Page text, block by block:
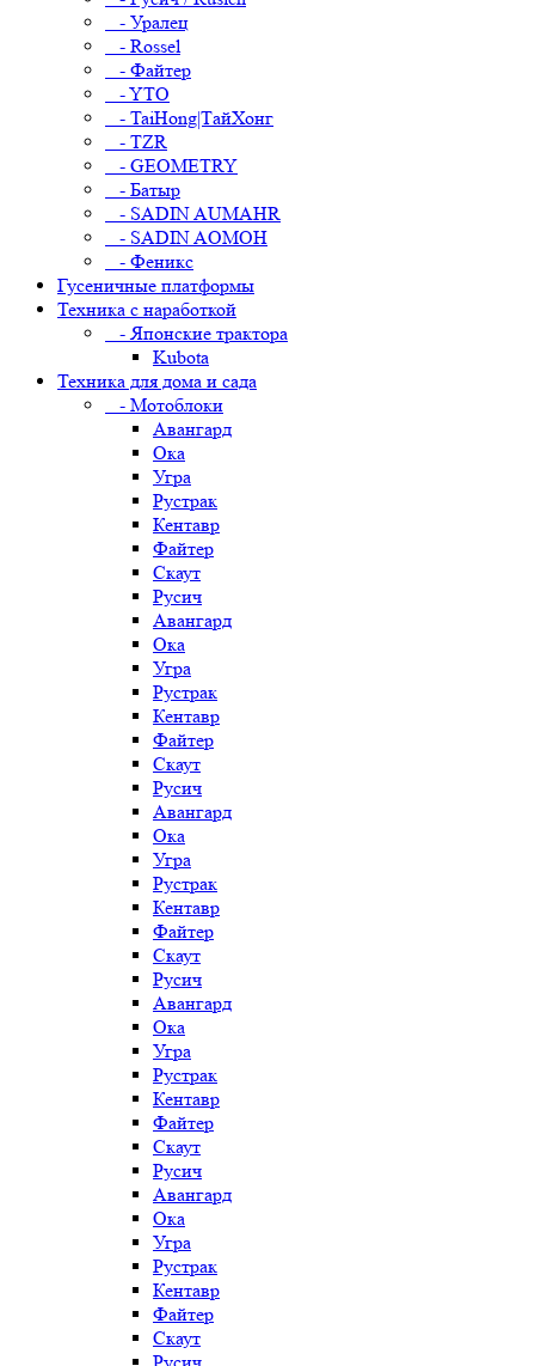
- Уралец
- Rossel
- Файтер
- YTO
- TaiHong|ТайХонг
- TZR
- GEOMETRY
- Батыр
- SADIN AUMAHR
- SADIN AOMOH
- Феникс
Гусеничные платформы
Техника с наработкой
- Японские трактора
Kubota
Техника для дома и сада
- Мотоблоки
Авангард
Ока
Угра
Рустрак
Кентавр
Файтер
Скаут
Русич
Авангард
Ока
Угра
Рустрак
Кентавр
Файтер
Скаут
Русич
Авангард
Ока
Угра
Рустрак
Кентавр
Файтер
Скаут
Русич
Авангард
Ока
Угра
Рустрак
Кентавр
Файтер
Скаут
Русич
Авангард
Ока
Угра
Рустрак
Кентавр
Файтер
Скаут